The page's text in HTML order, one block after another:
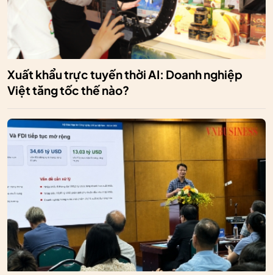
Xuất khẩu trực tuyến thời AI: Doanh nghiệp
Việt tăng tốc thế nào?